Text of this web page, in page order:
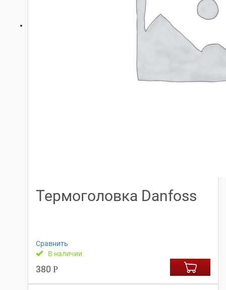
Термоголовка Danfoss
Сравнить
В наличии
380 Р